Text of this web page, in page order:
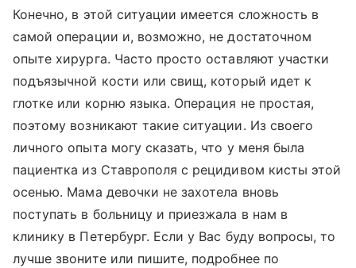
Конечно, в этой ситуации имеется сложность в
самой операции и, возможно, не достаточном
опыте хирурга. Часто просто оставляют участки
подъязычной кости или свищ, который идет к
глотке или корню языка. Операция не простая,
поэтому возникают такие ситуации. Из своего
личного опыта могу сказать, что у меня была
пациентка из Ставрополя с рецидивом кисты этой
осенью. Мама девочки не захотела вновь
поступать в больницу и приезжала в нам в
клинику в Петербург. Если у Вас буду вопросы, то
лучше звоните или пишите, подробнее по